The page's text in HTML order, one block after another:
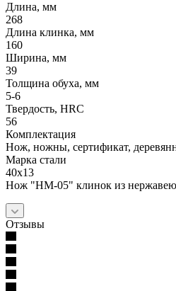
Длина, мм
268
Длина клинка, мм
160
Ширина, мм
39
Толщина обуха, мм
5-6
Твердость, HRC
56
Комплектация
Нож, ножны, сертификат,
Марка стали
40х13
Нож "НМ-05" клинок из
Отзывы